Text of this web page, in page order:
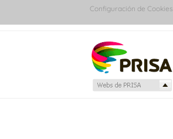
Configuración de Cookies